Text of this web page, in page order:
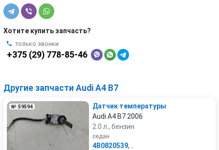
Хотите купить запчасть?
только звонки
+375 (29) 778-85-46
Другие запчасти Audi A4 B7
№ 59594
Датчик температуры
Audi A4 B7 2006
2.0 л., бензин
седан
4B0820539, .